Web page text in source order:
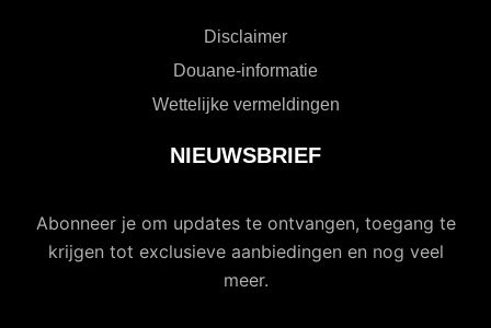
Disclaimer
Douane-informatie
Wettelijke vermeldingen
NIEUWSBRIEF
Abonneer je om updates te ontvangen, toegang te
krijgen tot exclusieve aanbiedingen en nog veel
meer.